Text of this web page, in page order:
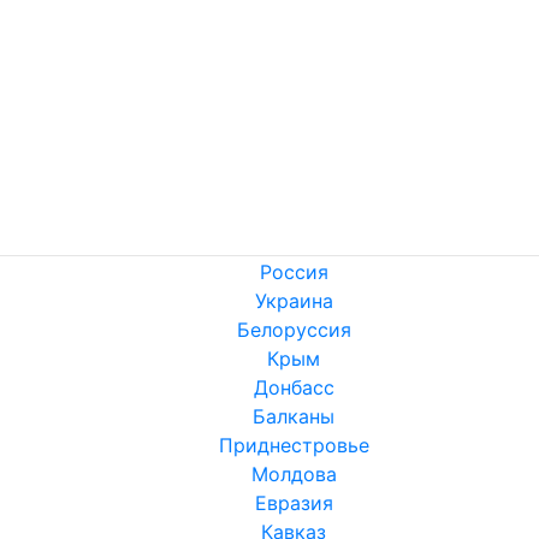
Россия
Украина
Белоруссия
Крым
Донбасс
Балканы
Приднестровье
Молдова
Евразия
Кавказ